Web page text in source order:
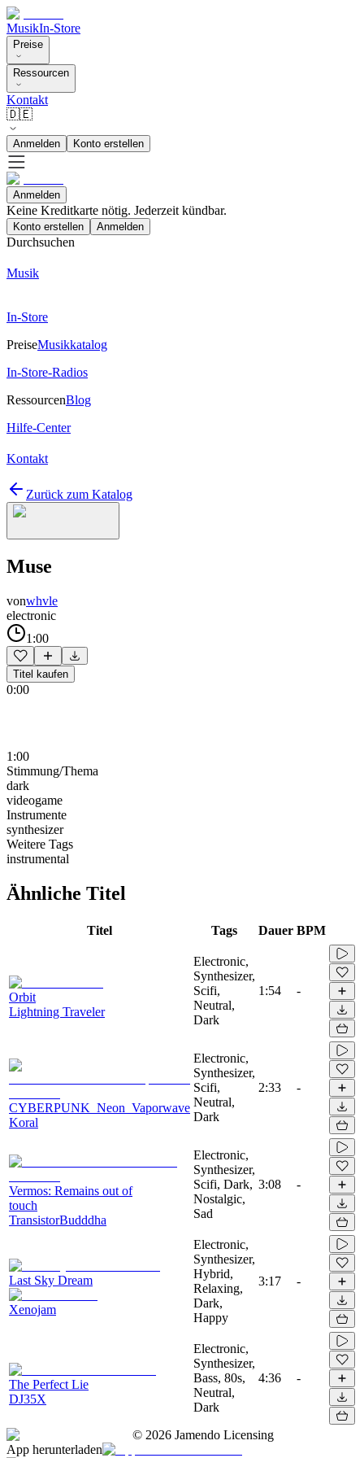
MusikIn-Store
Preise
Ressourcen
Kontakt
🇩🇪
Anmelden Konto erstellen
Anmelden
Keine Kreditkarte nötig. Jederzeit kündbar.
Konto erstellen Anmelden
Durchsuchen
Musik
In-Store
PreiseMusikkatalog
In-Store-Radios
RessourcenBlog
Hilfe-Center
Kontakt
Zurück zum Katalog
Muse
vonwhvle
electronic
1:00
Titel kaufen
0:00
1:00
Stimmung/Thema
dark
videogame
Instrumente
synthesizer
Weitere Tags
instrumental
Ähnliche Titel
Titel Tags Dauer BPM
Orbit
Lightning Traveler
Electronic,
Synthesizer,
Scifi,
Neutral,
Dark
1:54 -
CYBERPUNK_Neon_Vaporwave
Koral
Electronic,
Synthesizer,
Scifi,
Neutral,
Dark
2:33 -
Vermos: Remains out of
touch
TransistorBudddha
Electronic,
Synthesizer,
Scifi, Dark,
Nostalgic,
Sad
3:08 -
Last Sky Dream
Xenojam
Electronic,
Synthesizer,
Hybrid,
Relaxing,
Dark,
Happy
3:17 -
The Perfect Lie
DJ35X
Electronic,
Synthesizer,
Bass, 80s,
Neutral,
Dark
4:36 -
© 2026 Jamendo Licensing
App herunterladen